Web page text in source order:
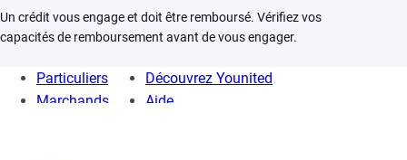
Un crédit vous engage et doit être remboursé. Vérifiez vos
capacités de remboursement avant de vous engager.
Particuliers
Marchands
Découvrez Younited
Aide